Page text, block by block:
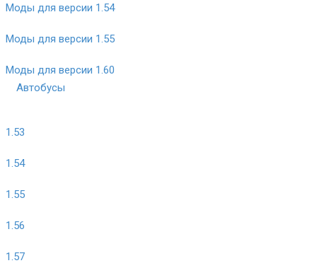
Моды для версии 1.54
Моды для версии 1.55
Моды для версии 1.60
Автобусы
1.53
1.54
1.55
1.56
1.57